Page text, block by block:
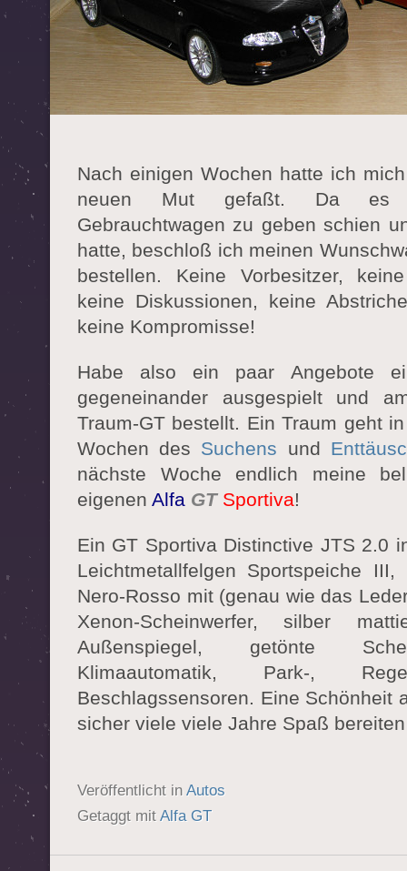
Nach einigen Wochen hatte ich
neuen Mut gefaßt. Da es
Gebrauchtwagen zu geben schien
hatte, beschloß ich meinen
bestellen. Keine Vorbesitzer,
keine Diskussionen, keine
keine Kompromisse!
Habe also ein paar Angebote
gegeneinander ausgespielt und
Traum-GT bestellt. Ein Traum geht
Wochen des Suchens und
nächste Woche endlich meine
eigenen Alfa GT Sportiva!
Ein GT Sportiva Distinctive JTS 2.0
Leichtmetallfelgen Sportspeiche
Nero-Rosso mit (genau wie das
Xenon-Scheinwerfer, silber
Außenspiegel, getönte
Klimaautomatik, Park-,
Beschlagssensoren. Eine Schönheit
sicher viele viele Jahre Spaß
Veröffentlicht in Autos
Getaggt mit Alfa GT